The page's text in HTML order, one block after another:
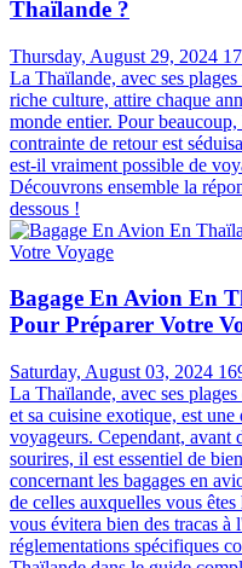
Informations Utiles
Friday, November 03, 2023
Embarquez pour un voyage à
un pays fascinant mêlant une
paysages époustouflants et
de 32 sites classés au
vous dévoile des merveilles
trésors anciens et des
Vietnam ? Quelle est la
Est-il Possible De
Thursday, August 29, 2024
La Thaïlande, avec ses
riche culture, attire chaque
monde entier. Pour
contrainte de retour est
est-il vraiment possible de
Découvrons ensemble la
dessous !